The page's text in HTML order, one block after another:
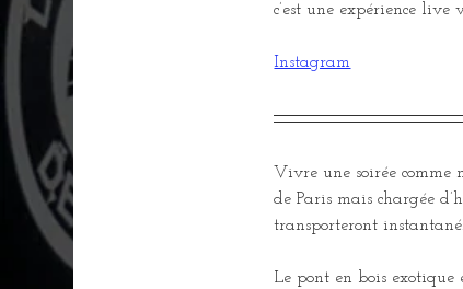
c’est une expérience
Instagram
Vivre une soirée
de Paris mais chargée
transporteront
Le pont en bois